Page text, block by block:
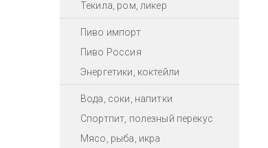
Текила, ром, ликер
Пиво импорт
Пиво Россия
Энергетики, коктейли
Вода, соки, напитки
Спортпит, полезный перекус
Мясо, рыба, икра